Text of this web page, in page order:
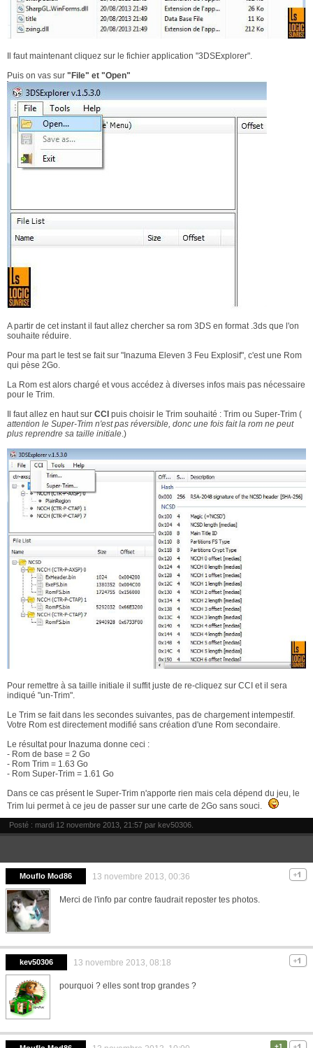
Il faut maintenant cliquez sur le fichier application "3DSExplorer".
Puis on vas sur "File" et "Open"
A partir de cet instant il faut allez chercher sa rom 3DS en format .3ds que l'on
souhaite réduire.
Pour ma part le test se fait sur "Inazuma Eleven 3 Feu Explosif", c'est une Rom
qui pèse 2Go.
La Rom est alors chargé et vous accédez à diverses infos mais pas nécessaire
pour le Trim.
Il faut allez en haut sur CCI puis choisir le Trim souhaité : Trim ou Super-Trim (
attention le Super-Trim n'est pas réversible, donc une fois fait la rom ne peut
plus reprendre sa taille initiale.)
Pour remettre à sa taille initiale il suffit juste de re-cliquez sur CCI et il sera
indiqué "un-Trim".
Le Trim se fait dans les secondes suivantes, pas de chargement intempestif.
Votre Rom est directement modifié sans création d'une Rom secondaire.
Le résultat pour Inazuma donne ceci :
- Rom de base = 2 Go
- Rom Trim = 1.63 Go
- Rom Super-Trim = 1.61 Go
Dans ce cas présent le Super-Trim n'apporte rien mais cela dépend du jeu, le
Trim lui permet à ce jeu de passer sur une carte de 2Go sans souci.
Posté : mardi 12 novembre 2013, 21:57 par kev50306
Mouflo Mod86 13 novembre 2013, 00:36
Merci de l'info par contre faudrait reposter tes photos.
kev50306 13 novembre 2013, 08:18
pourquoi ? elles sont trop grandes ?
+1